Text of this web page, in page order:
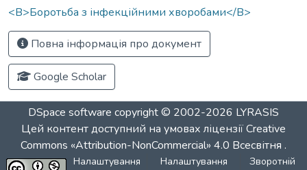
<B>Боротьба з інфекційними хворобами</B>
Повна інформація про документ
Google Scholar
DSpace software copyright © 2002-2026 LYRASIS
Цей контент доступний на умовах ліцензіїCreative
Commons «Attribution-NonCommercial» 4.0 Всесвітня .
Налаштування
Налаштування
Зворотній